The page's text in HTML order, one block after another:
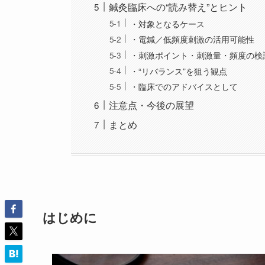
鍼灸臨床への“読み替え”とヒント
・対象となるケース
・電鍼／低頻度刺激の活用可能性
・刺激ポイント・刺激量・頻度の
・“リバランス”を狙う観点
・臨床でのアドバイスとして
注意点・今後の展望
まとめ
はじめに